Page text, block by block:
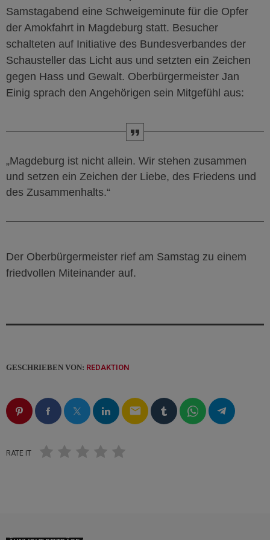
Samstagabend eine Schweigeminute für die Opfer
der Amokfahrt in Magdeburg statt. Besucher
schalteten auf Initiative des Bundesverbandes der
Schausteller das Licht aus und setzten ein Zeichen
gegen Hass und Gewalt. Oberbürgermeister Jan
Einig sprach den Angehörigen sein Mitgefühl aus:
„Magdeburg ist nicht allein. Wir stehen zusammen
und setzen ein Zeichen der Liebe, des Friedens und
des Zusammenhalts.“
Der Oberbürgermeister rief am Samstag zu einem
friedvollen Miteinander auf.
GESCHRIEBEN VON: REDAKTION
email
RATE IT